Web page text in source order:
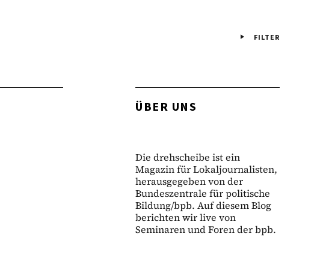
FILTER
ÜBER UNS
Die drehscheibe ist ein
Magazin für Lokaljournalisten,
herausgegeben von der
Bundeszentrale für politische
Bildung/bpb. Auf diesem Blog
berichten wir live von
Seminaren und Foren der bpb.